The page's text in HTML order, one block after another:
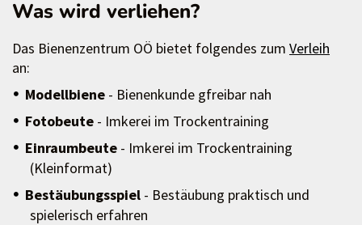
Was wird verliehen?
Das Bienenzentrum OÖ bietet folgendes zum Verleih
an:
Modellbiene - Bienenkunde gfreibar nah
Fotobeute - Imkerei im Trockentraining
Einraumbeute - Imkerei im Trockentraining
(Kleinformat)
Bestäubungsspiel - Bestäubung praktisch und
spielerisch erfahren